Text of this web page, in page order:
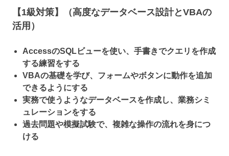
【1級対策】（高度なデータベース設計とVBAの
活用）
AccessのSQLビューを使い、手書きでクエリを作成
する練習をする
VBAの基礎を学び、フォームやボタンに動作を追加
できるようにする
実務で使うようなデータベースを作成し、業務シミ
ュレーションをする
過去問題や模擬試験で、複雑な操作の流れを身につ
ける